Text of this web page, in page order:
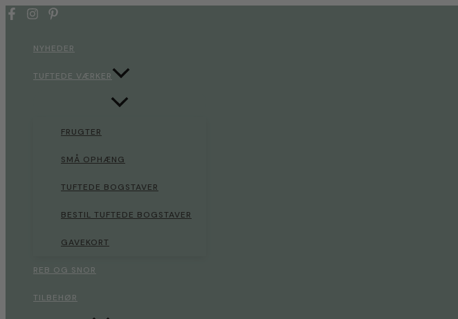
Gå
indholdetNYHEDER
TUFTEDE VÆRKER
FRUGTER
SMÅ OPHÆNG
TUFTEDE BOGSTAVER
BESTIL TUFTEDE BOGSTAVER
GAVEKORT
REB OG SNOR
TILBEHØR